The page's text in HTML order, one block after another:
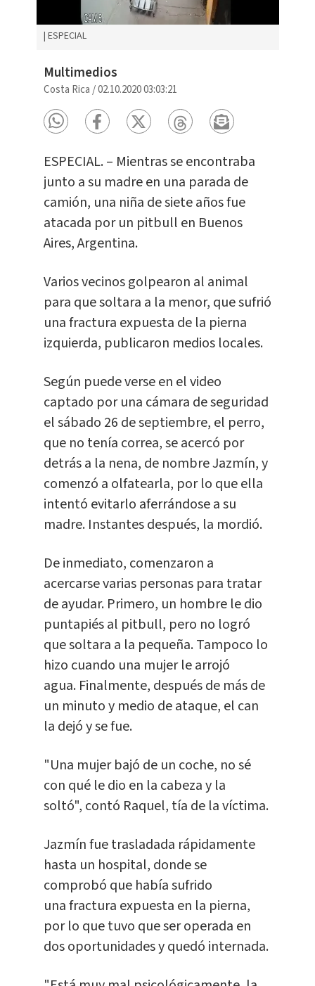
| ESPECIAL
Multimedios
Costa Rica /02.10.2020 03:03:21
ESPECIAL. – Mientras se encontraba
junto a su madre en una parada de
camión, una niña de siete años fue
atacada por un pitbull en Buenos
Aires, Argentina.
Varios vecinos golpearon al animal
para que soltara a la menor, que sufrió
una fractura expuesta de la pierna
izquierda, publicaron medios locales.
Según puede verse en el video
captado por una cámara de seguridad
el sábado 26 de septiembre, el perro,
que no tenía correa, se acercó por
detrás a la nena, de nombre Jazmín, y
comenzó a olfatearla, por lo que ella
intentó evitarlo aferrándose a su
madre. Instantes después, la mordió.
De inmediato, comenzaron a
acercarse varias personas para tratar
de ayudar. Primero, un hombre le dio
puntapiés al pitbull, pero no logró
que soltara a la pequeña. Tampoco lo
hizo cuando una mujer le arrojó
agua. Finalmente, después de más de
un minuto y medio de ataque, el can
la dejó y se fue.
"Una mujer bajó de un coche, no sé
con qué le dio en la cabeza y la
soltó", contó Raquel, tía de la víctima.
Jazmín fue trasladada rápidamente
hasta un hospital, donde se
comprobó que había sufrido
una fractura expuesta en la pierna,
por lo que tuvo que ser operada en
dos oportunidades y quedó internada.